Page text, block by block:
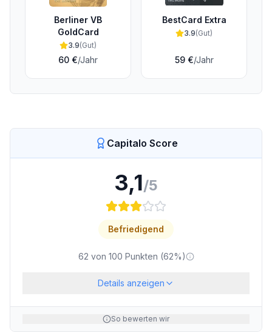
Berliner VB
GoldCard
3.9(Gut)
60 €/Jahr
BestCard Extra
3.9(Gut)
59 €/Jahr
Capitalo Score
3,1/5
Befriedigend
62 von 100 Punkten (62%)
Details anzeigen
So bewerten wir